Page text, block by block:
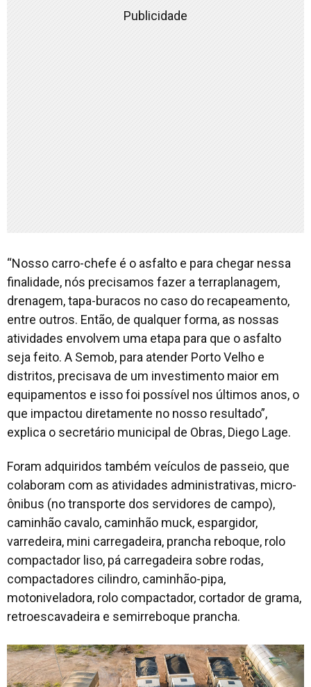
Publicidade
“Nosso carro-chefe é o asfalto e para chegar nessa
finalidade, nós precisamos fazer a terraplanagem,
drenagem, tapa-buracos no caso do recapeamento,
entre outros. Então, de qualquer forma, as nossas
atividades envolvem uma etapa para que o asfalto
seja feito. A Semob, para atender Porto Velho e
distritos, precisava de um investimento maior em
equipamentos e isso foi possível nos últimos anos, o
que impactou diretamente no nosso resultado”,
explica o secretário municipal de Obras, Diego Lage.
Foram adquiridos também veículos de passeio, que
colaboram com as atividades administrativas, micro-
ônibus (no transporte dos servidores de campo),
caminhão cavalo, caminhão muck, espargidor,
varredeira, mini carregadeira, prancha reboque, rolo
compactador liso, pá carregadeira sobre rodas,
compactadores cilindro, caminhão-pipa,
motoniveladora, rolo compactador, cortador de grama,
retroescavadeira e semirreboque prancha.